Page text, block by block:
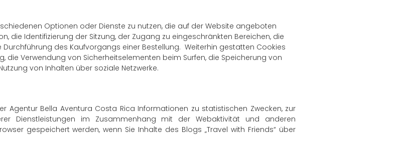
Optionen oder Dienste zu nutzen, die auf der Website angeboten
die Identifizierung der Sitzung, der Zugang zu eingeschränkten Bereichen, die
des Kaufvorgangs einer Bestellung. Weiterhin gestatten Cookies
Verwendung von Sicherheitselementen beim Surfen, die Speicherung von
von Inhalten über soziale Netzwerke.
Agentur Bella Aventura Costa Rica Informationen zu statistischen Zwecken, zur
Dienstleistungen im Zusammenhang mit der Webaktivität und anderen
gespeichert werden, wenn Sie Inhalte des Blogs „Travel with Friends“ über